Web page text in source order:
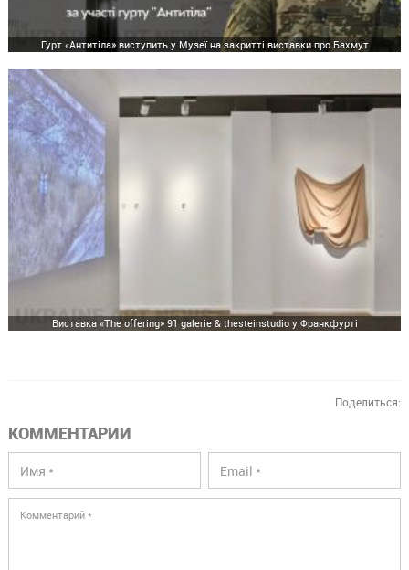
Гурт «Антитіла» виступить у Музеї на закритті виставки про Бахмут
Виставка «The offering» 91 galerie & thesteinstudio у Франкфурті
Поделиться:
КОММЕНТАРИИ